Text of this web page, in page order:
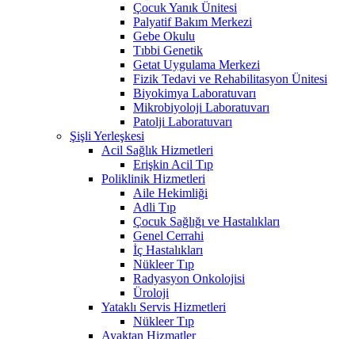
Çocuk Yanık Ünitesi
Palyatif Bakım Merkezi
Gebe Okulu
Tıbbi Genetik
Getat Uygulama Merkezi
Fizik Tedavi ve Rehabilitasyon Ünitesi
Biyokimya Laboratuvarı
Mikrobiyoloji Laboratuvarı
Patolji Laboratuvarı
Şişli Yerleşkesi
Acil Sağlık Hizmetleri
Erişkin Acil Tıp
Poliklinik Hizmetleri
Aile Hekimliği
Adli Tıp
Çocuk Sağlığı ve Hastalıkları
Genel Cerrahi
İç Hastalıkları
Nükleer Tıp
Radyasyon Onkolojisi
Üroloji
Yataklı Servis Hizmetleri
Nükleer Tıp
Ayaktan Hizmatler